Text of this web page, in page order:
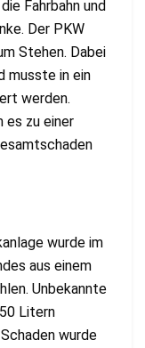
Fahrbahn und
Der PKW
Stehen. Dabei
musste in ein
werden.
es zu einer
wurde im
aus einem
Unbekannte
Litern
wurde